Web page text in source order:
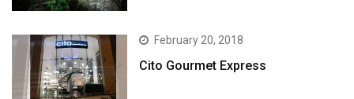
February 20, 2018
Cito Gourmet Express